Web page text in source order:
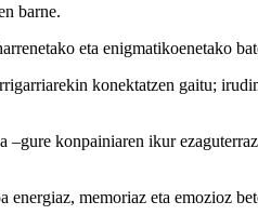
barne.
eta enigmatikoenetako
konektatzen gaitu;
konpainiaren ikur
memoriaz eta emozioz